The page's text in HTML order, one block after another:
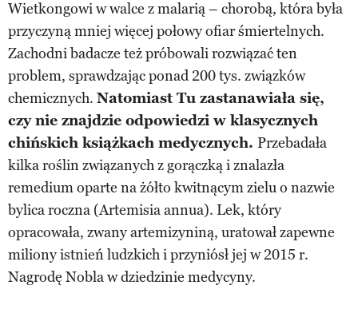
Wietkongowi w walce z malarią – chorobą, która była
przyczyną mniej więcej połowy ofiar śmiertelnych.
Zachodni badacze też próbowali rozwiązać ten
problem, sprawdzając ponad 200 tys. związków
chemicznych. Natomiast Tu zastanawiała się,
czy nie znajdzie odpowiedzi w klasycznych
chińskich książkach medycznych. Przebadała
kilka roślin związanych z gorączką i znalazła
remedium oparte na żółto kwitnącym zielu o nazwie
bylica roczna (Artemisia annua). Lek, który
opracowała, zwany artemizyniną, uratował zapewne
miliony istnień ludzkich i przyniósł jej w 2015 r.
Nagrodę Nobla w dziedzinie medycyny.